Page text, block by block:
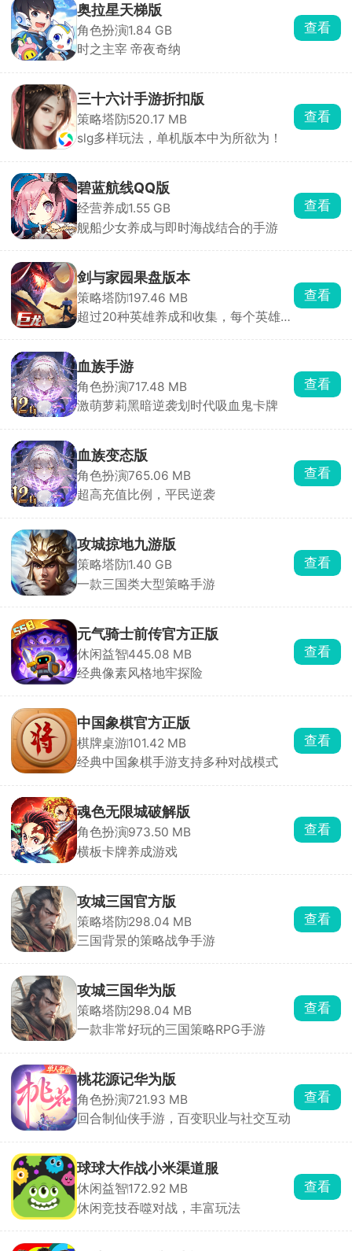
奥拉星天梯版
角色扮演1.84 GB
时之主宰 帝夜奇纳
查看
三十六计手游折扣版
策略塔防520.17 MB
slg多样玩法，单机版本中为所欲为！
查看
碧蓝航线QQ版
经营养成1.55 GB
舰船少女养成与即时海战结合的手游
查看
剑与家园果盘版本
策略塔防197.46 MB
超过20种英雄养成和收集，每个英雄专
查看
血族手游
角色扮演717.48 MB
激萌萝莉黑暗逆袭划时代吸血鬼卡牌
查看
血族变态版
角色扮演765.06 MB
超高充值比例，平民逆袭
查看
攻城掠地九游版
策略塔防1.40 GB
一款三国类大型策略手游
查看
元气骑士前传官方正版
休闲益智445.08 MB
经典像素风格地牢探险
查看
中国象棋官方正版
棋牌桌游101.42 MB
经典中国象棋手游支持多种对战模式
查看
魂色无限城破解版
角色扮演973.50 MB
横板卡牌养成游戏
查看
攻城三国官方版
策略塔防298.04 MB
三国背景的策略战争手游
查看
攻城三国华为版
策略塔防298.04 MB
一款非常好玩的三国策略RPG手游
查看
桃花源记华为版
角色扮演721.93 MB
回合制仙侠手游，百变职业与社交互动
查看
球球大作战小米渠道服
休闲益智172.92 MB
休闲竞技吞噬对战，丰富玩法
查看